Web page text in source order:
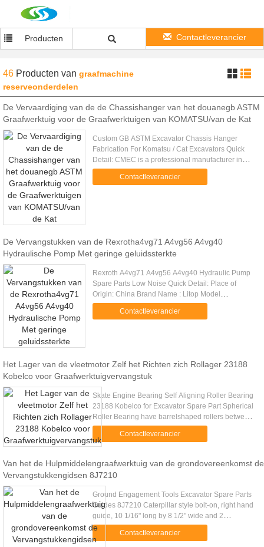
Producten Contactleverancier
46 Producten van graafmachine
reserveonderdelen
De Vervaardiging van de de Chassishanger van het douanegb ASTM
Graafwerktuig voor de Graafwerktuigen van KOMATSU/van de Kat
Custom GB ASTM Excavator Chassis Hanger
Fabrication For Komatsu / Cat Excavators Quick
Detail: CMEC is a professional manufacturer in
Standard or Customer OEM steel structural
fabrication work manufacturing. .....
Contactleverancier
De Vervangstukken van de Rexrotha4vg71 A4vg56 A4vg40
Hydraulische Pomp Met geringe geluidssterkte
Rexroth A4vg71 A4vg56 A4vg40 Hydraulic Pump
Spare Parts Low Noise Quick Detail: Place of
Origin: China Brand Name : Litop Model
No:A4VG71 A4VG56 A4VG40 etc. Series:
A4VG28/A4VG40/A4VG56/A4VG71/A4VG90/
Contactleverancier
Het Lager van de vleetmotor Zelf het Richten zich Rollager 23188
Kobelco voor Graafwerktuigvervangstuk
Skate Engine Bearing Self Aligning Roller Bearing
23188 Kobelco for Excavator Spare Part Spherical
Roller Bearing have barrelshaped rollers between
the inner ring, which has two raceways, and the
outerring ...Contactleverancier
Van het de Hulpmiddelengraafwerktuig van de grondovereenkomst de
Vervangstukkengidsen 8J7210
Ground Engagement Tools Excavator Spare Parts
Guides 8J7210 Caterpillar style bolt-on, right hand
guide, 10 1/16" long by 8 1/2" wide and 2
1/4"Excavator Spare Parts Guides 8J7210
Excavator Spare Parts Guides ....
Contactleverancier